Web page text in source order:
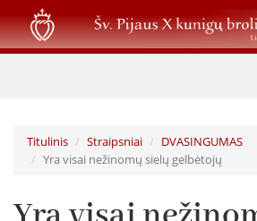
Pereiti
į
pagrindinį
Titulinis Straipsniai
DVASINGUMAS
Yra visai nežinomų sielų gelbėtojų